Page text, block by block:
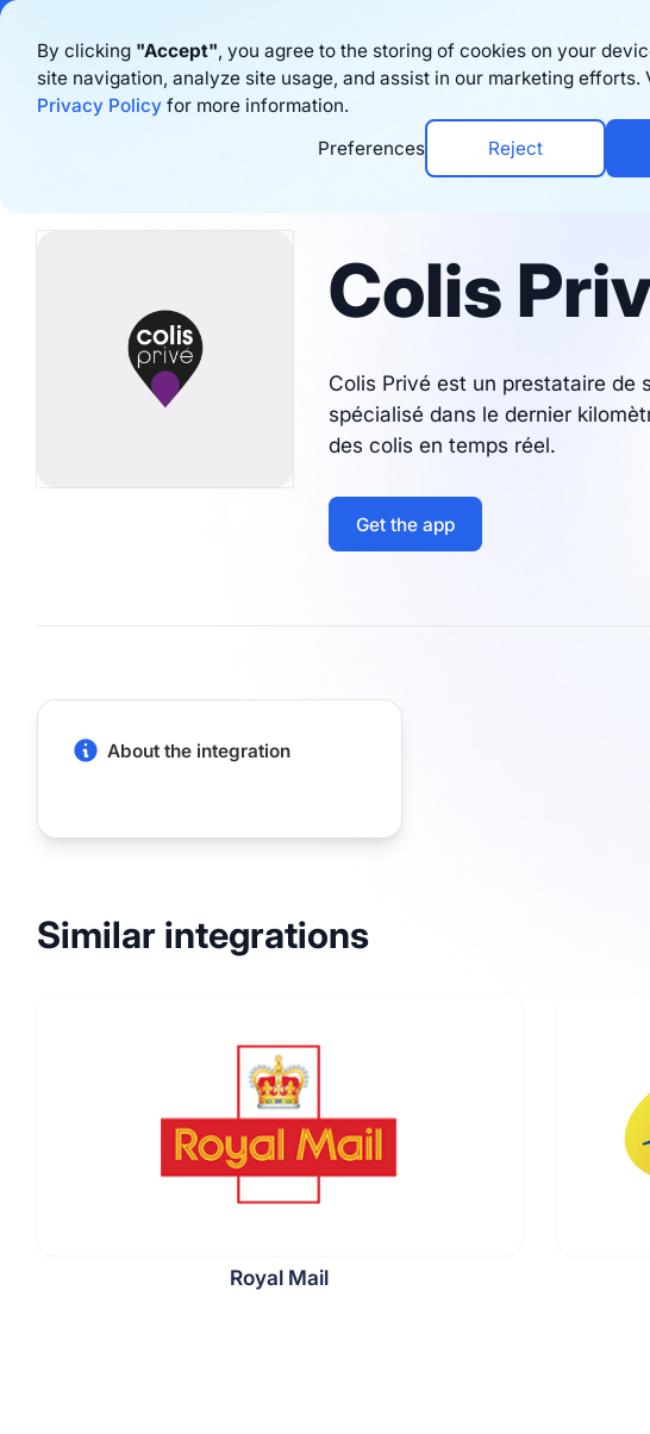
By clicking "Accept", you agree to the storing of cookies on your
site navigation, analyze site usage, and assist in our marketing efforts.
Privacy Policyfor more information.
Preferences
Reject
Bigblue has joined Sifted's
Produits Ressources
Colis
Colis Privé est un prestataire de
spécialisé dans le dernier
des colis en temps réel.
Get the app
About the integration
Similar integrations
Royal Mail